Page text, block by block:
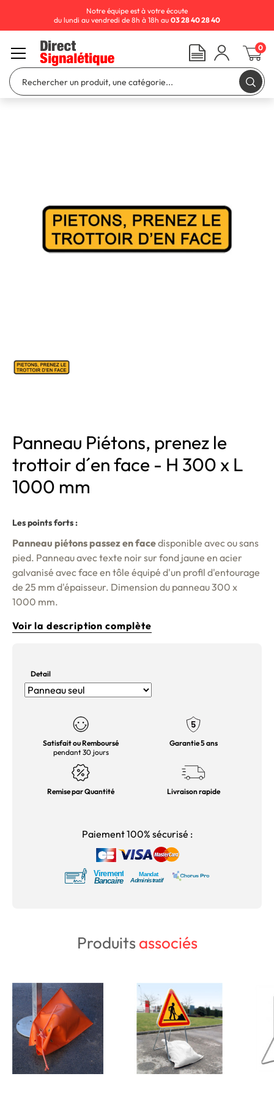
Panneau Piétons, prenez le
trottoir d´en face - H 300 x L
1000 mm
Les points forts :
Panneau piétons passez en facedisponible avec ou sans
pied. Panneau avec texte noir sur fond jaune en acier
galvanisé avec face en tôle équipé d'un profil d'entourage
de 25 mm d'épaisseur. Dimension du panneau 300 x
1000 mm.
Voir la description complète
Detail
Satisfait ou Remboursé
pendant 30 jours
Garantie 5 ans
Remise par Quantité Livraison rapide
Paiement 100% sécurisé :
Produitsassociés
Notre équipe est à votre écoute
du lundi au vendredi de 8h à 18h au 03 28 40 28 40
0